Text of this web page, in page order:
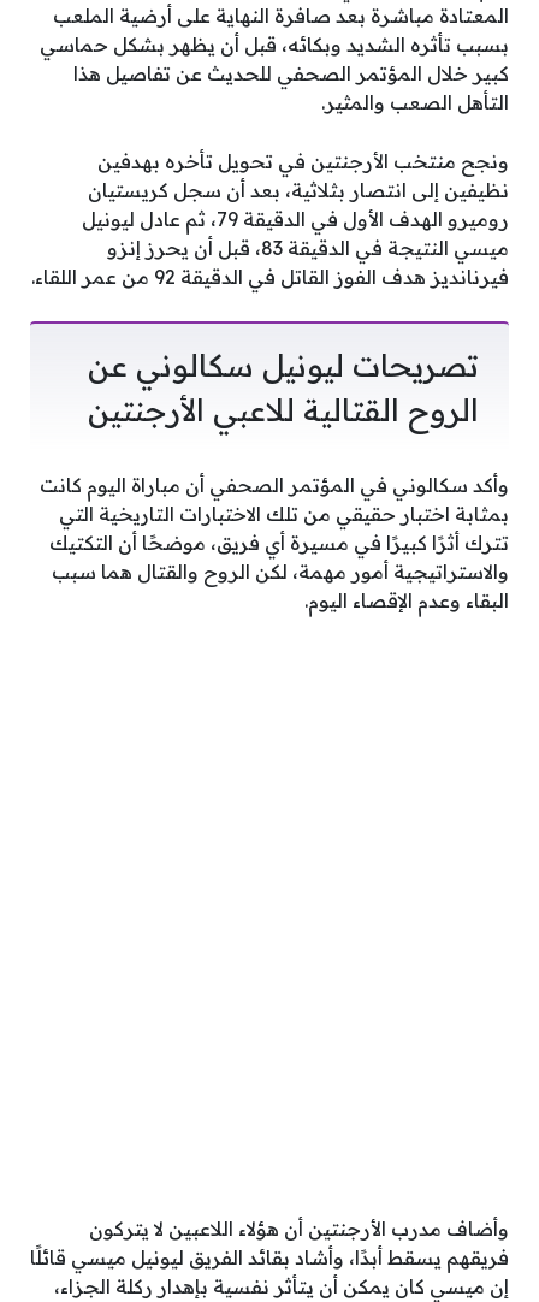
المعتادة مباشرة بعد صافرة النهاية على أرضية الملعب
بسبب تأثره الشديد وبكائه، قبل أن يظهر بشكل حماسي
كبير خلال المؤتمر الصحفي للحديث عن تفاصيل هذا
التأهل الصعب والمثير.
ونجح منتخب الأرجنتين في تحويل تأخره بهدفين
نظيفين إلى انتصار بثلاثية، بعد أن سجل كريستيان
روميرو الهدف الأول في الدقيقة 79، ثم عادل ليونيل
ميسي النتيجة في الدقيقة 83، قبل أن يحرز إنزو
فيرنانديز هدف الفوز القاتل في الدقيقة 92 من عمر اللقاء.
تصريحات ليونيل سكالوني عن
الروح القتالية للاعبي الأرجنتين
وأكد سكالوني في المؤتمر الصحفي أن مباراة اليوم كانت
بمثابة اختبار حقيقي من تلك الاختبارات التاريخية التي
تترك أثرًا كبيرًا في مسيرة أي فريق، موضحًا أن التكتيك
والاستراتيجية أمور مهمة، لكن الروح والقتال هما سبب
البقاء وعدم الإقصاء اليوم.
وأضاف مدرب الأرجنتين أن هؤلاء اللاعبين لا يتركون
فريقهم يسقط أبدًا، وأشاد بقائد الفريق ليونيل ميسي قائلًا
إن ميسي كان يمكن أن يتأثر نفسية بإهدار ركلة الجزاء،